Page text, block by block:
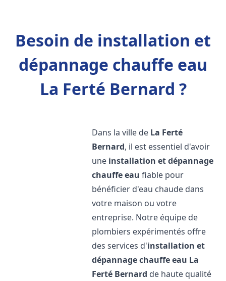
Besoin de installation et
dépannage chauffe eau
La Ferté Bernard ?
Dans la ville de La Ferté
Bernard, il est essentiel d'avoir
une installation et dépannage
chauffe eau fiable pour
bénéficier d'eau chaude dans
votre maison ou votre
entreprise. Notre équipe de
plombiers expérimentés offre
des services d'installation et
dépannage chauffe eau La
Ferté Bernard de haute qualité